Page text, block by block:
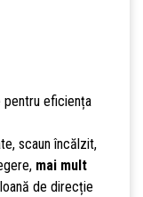
pentru eficiența
scaun încălzit,
mai mult
de direcție